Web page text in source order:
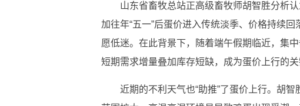
山东省畜牧总站正高级畜牧师胡智胜分析
加往年“五一”后蛋价进入传统淡季、价格持续
愿低迷。在此背景下，随着端午假期临近，集
短期需求增量叠加库存短缺，成为蛋价上行的关
近期的不利天气也“助推”了蛋价上行。胡